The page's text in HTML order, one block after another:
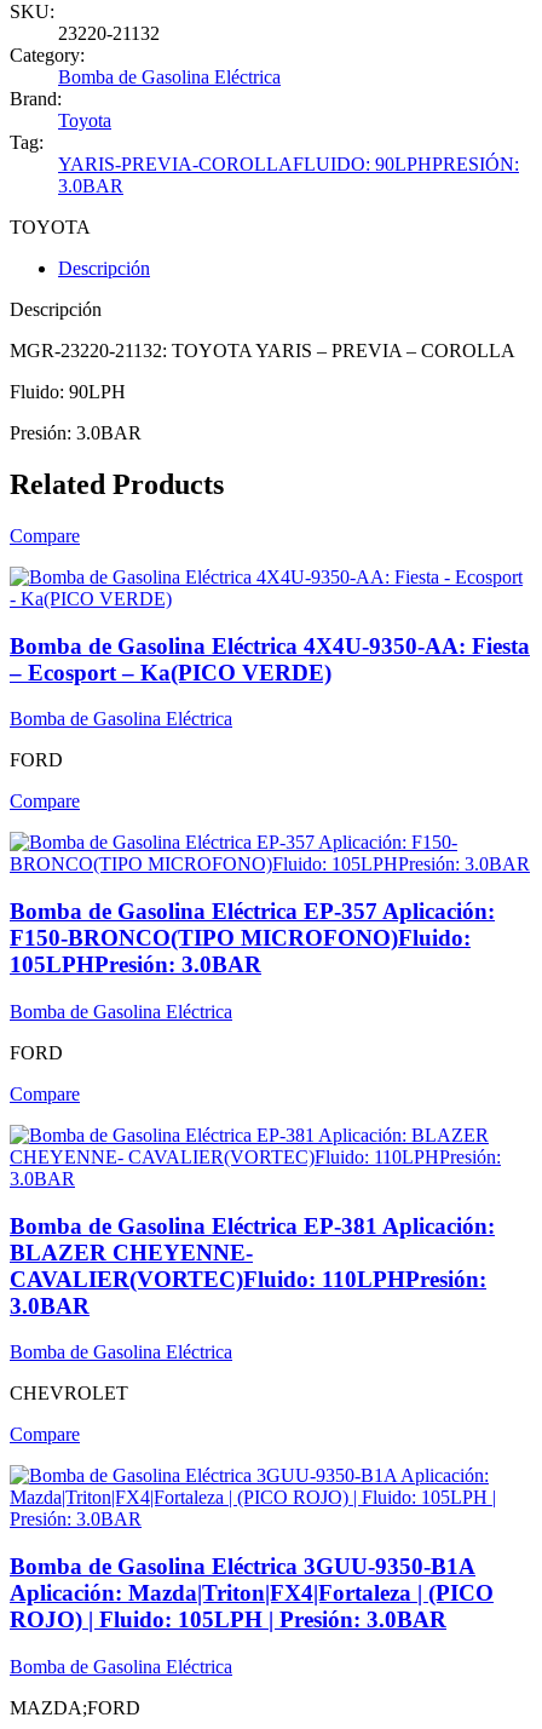
SKU:
23220-21132
Category:
Bomba de Gasolina Eléctrica
Brand:
Toyota
Tag:
YARIS-PREVIA-COROLLAFLUIDO: 90LPHPRESIÓN:
3.0BAR
TOYOTA
Descripción
Descripción
MGR-23220-21132: TOYOTA YARIS – PREVIA – COROLLA
Fluido: 90LPH
Presión: 3.0BAR
Related Products
Compare
Bomba de Gasolina Eléctrica 4X4U-9350-AA: Fiesta
– Ecosport – Ka(PICO VERDE)
Bomba de Gasolina Eléctrica
FORD
Compare
Bomba de Gasolina Eléctrica EP-357 Aplicación:
F150-BRONCO(TIPO MICROFONO)Fluido:
105LPHPresión: 3.0BAR
Bomba de Gasolina Eléctrica
FORD
Compare
Bomba de Gasolina Eléctrica EP-381 Aplicación:
BLAZER CHEYENNE-
CAVALIER(VORTEC)Fluido: 110LPHPresión:
3.0BAR
Bomba de Gasolina Eléctrica
CHEVROLET
Compare
Bomba de Gasolina Eléctrica 3GUU-9350-B1A
Aplicación: Mazda|Triton|FX4|Fortaleza | (PICO
ROJO) | Fluido: 105LPH | Presión: 3.0BAR
Bomba de Gasolina Eléctrica
MAZDA;FORD